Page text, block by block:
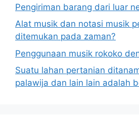
Pengiriman barang dari luar
Alat musik dan notasi musik
ditemukan pada zaman?
Penggunaan musik rokoko
Suatu lahan pertanian
palawija dan lain lain adalah